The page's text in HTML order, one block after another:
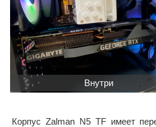
Внутри
Корпус Zalman N5 TF имеет